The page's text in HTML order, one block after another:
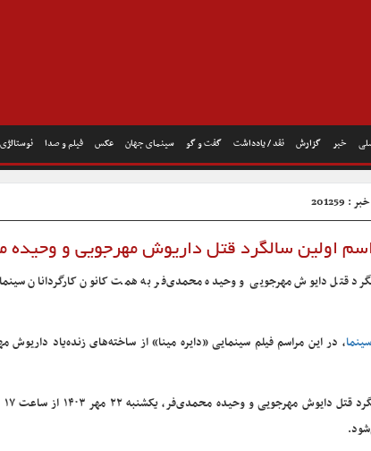
خبر گزارش نقد / یادداشت گفت و گو سینمای جهان عکس فیلم و صدا نوستالژی
: 201259
اولین سالگرد قتل داریوش مهرجویی و وحیده
قتل دایوش مهرجویی و وحیده محمدی‌فر به همت کانون کارگردانان
، در این مراسم فیلم سینمایی «دایره مینا» از ساخته‌های زنده‌یاد داریوش